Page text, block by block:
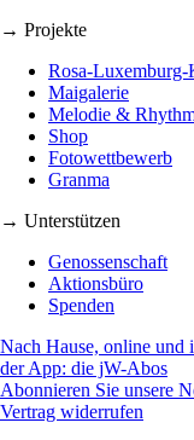
→ Projekte
Rosa-Luxemburg-
Maigalerie
Melodie &
Shop
Fotowettbewerb
Granma
→ Unterstützen
Genossenschaft
Aktionsbüro
Spenden
Nach Hause, online und
der App: die jW-Abos
Abonnieren Sie unsere
Vertrag widerrufen